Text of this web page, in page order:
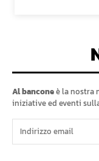
Al banconeè la nostra
iniziative ed eventi